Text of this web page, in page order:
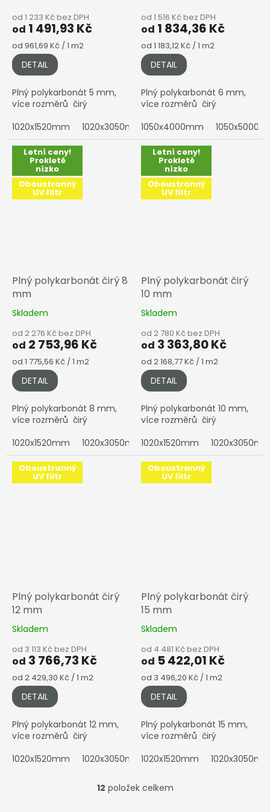
od 1 233 Kč bez DPH
od 1 491,93 Kč
Měrná
cena:
od 961,69 Kč / 1 m2
DETAIL
Plný polykarbonát 5 mm,
více rozměrů čirý
1020x1520mm
1020x3050mm 2050x1010mm
od 1 516 Kč bez DPH
od 1 834,36 Kč
Měrná
cena:
od 1 183,12 Kč / 1 m2
DETAIL
Plný polykarbonát 6 mm,
více rozměrů čirý
1050x4000mm
Letní ceny!
Prokletě
nízko
Oboustranný
UV filtr
Plný polykarbonát čirý 8
mm
Skladem
od 2 276 Kč bez DPH
od 2 753,96 Kč
Měrná
cena:
od 1 775,56 Kč / 1 m2
DETAIL
Plný polykarbonát 8 mm,
více rozměrů čirý
1020x1520mm
1020x3050mm 2050x1010mm
Letní ceny!
Prokletě
nízko
Oboustranný
UV filtr
Plný polykarbonát čirý
10 mm
Skladem
od 2 780 Kč bez DPH
od 3 363,80 Kč
Měrná
cena:
od 2 168,77 Kč / 1 m2
DETAIL
Plný polykarbonát 10 mm,
více rozměrů čirý
1020x1520mm
Oboustranný
UV filtr
Plný polykarbonát čirý
12 mm
Skladem
od 3 113 Kč bez DPH
od 3 766,73 Kč
Měrná
cena:
od 2 429,30 Kč / 1 m2
DETAIL
Plný polykarbonát 12 mm,
více rozměrů čirý
1020x1520mm
1020x3050mm 2050x1010mm
Oboustranný
UV filtr
Plný polykarbonát čirý
15 mm
Skladem
od 4 481 Kč bez DPH
od 5 422,01 Kč
Měrná
cena:
od 3 496,20 Kč / 1 m2
DETAIL
Plný polykarbonát 15 mm,
více rozměrů čirý
1020x1520mm
O
12 položek celkem